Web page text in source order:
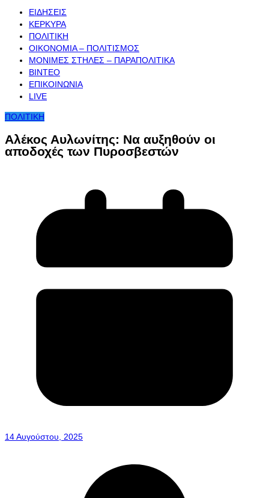
ΕΙΔΗΣΕΙΣ
ΚΕΡΚΥΡΑ
ΠΟΛΙΤΙΚΗ
ΟΙΚΟΝΟΜΙΑ – ΠΟΛΙΤΙΣΜΟΣ
ΜΟΝΙΜΕΣ ΣΤΗΛΕΣ – ΠΑΡΑΠΟΛΙΤΙΚΑ
ΒΙΝΤΕΟ
ΕΠΙΚΟΙΝΩΝΙΑ
LIVE
ΠΟΛΙΤΙΚΗ
Αλέκος Αυλωνίτης: Να αυξηθούν οι
αποδοχές των Πυροσβεστών
14 Αυγούστου, 2025